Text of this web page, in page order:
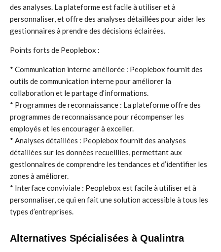
des analyses. La plateforme est facile à utiliser et à
personnaliser, et offre des analyses détaillées pour aider les
gestionnaires à prendre des décisions éclairées.
Points forts de Peoplebox :
* Communication interne améliorée : Peoplebox fournit des
outils de communication interne pour améliorer la
collaboration et le partage d’informations.
* Programmes de reconnaissance : La plateforme offre des
programmes de reconnaissance pour récompenser les
employés et les encourager à exceller.
* Analyses détaillées : Peoplebox fournit des analyses
détaillées sur les données recueillies, permettant aux
gestionnaires de comprendre les tendances et d’identifier les
zones à améliorer.
* Interface conviviale : Peoplebox est facile à utiliser et à
personnaliser, ce qui en fait une solution accessible à tous les
types d’entreprises.
Alternatives Spécialisées à Qualintra